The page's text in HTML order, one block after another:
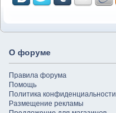
О форуме
Правила форума
Помощь
Политика конфиденциальности
Размещение рекламы